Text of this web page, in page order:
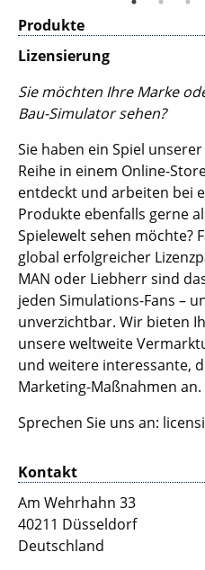
Produkte
Lizensierung
Sie möchten Ihre Marke
Bau-Simulator sehen?
Sie haben ein Spiel
Reihe in einem Online-
entdeckt und arbeiten bei
Produkte ebenfalls gerne
Spielewelt sehen möchte?
global erfolgreicher
MAN oder Liebherr sind
jeden Simulations-Fans –
unverzichtbar. Wir bieten
unsere weltweite
und weitere interessante,
Marketing-Maßnahmen an.
Sprechen Sie uns an:
Kontakt
Am Wehrhahn 33
40211 Düsseldorf
Deutschland